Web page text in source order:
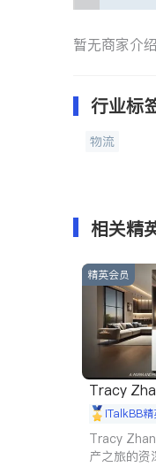
暂无商家介绍
行业标
物流
相关精
精英会员
Tracy
iTalkBB
Tracy
产之旅的资